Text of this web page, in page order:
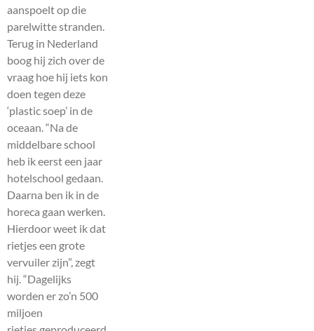
aanspoelt op die
parelwitte stranden.
Terug in Nederland
boog hij zich over de
vraag hoe hij iets kon
doen tegen deze
‘plastic soep’ in de
oceaan. “Na de
middelbare school
heb ik eerst een jaar
hotelschool gedaan.
Daarna ben ik in de
horeca gaan werken.
Hierdoor weet ik dat
rietjes een grote
vervuiler zijn”, zegt
hij. “Dagelijks
worden er zo’n 500
miljoen